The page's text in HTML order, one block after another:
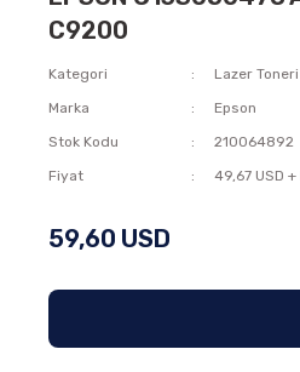
C9200
Kategori
Lazer Toneri
Marka
Epson
Stok Kodu
210064892
Fiyat
49,67 USD +
59,60 USD